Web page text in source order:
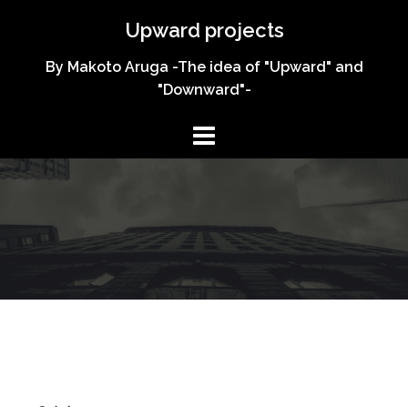
ス
キ
Upward projects
By Makoto Aruga -The idea of "Upward" and
"Downward"-